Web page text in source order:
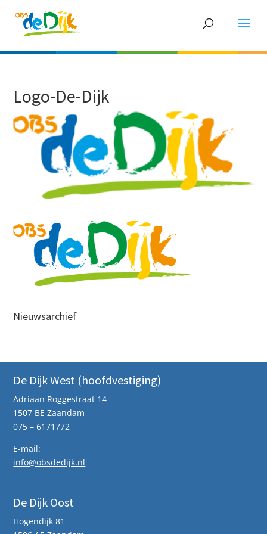
Logo-De-Dijk
Nieuwsarchief
De Dijk West (hoofdvestiging)
Adriaan Roggestraat 14
1507 BE Zaandam
075 – 6171772
E-mail:
info@obsdedijk.nl
De Dijk Oost
Hogendijk 81